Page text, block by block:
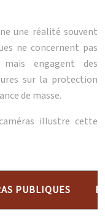
une réalité souvent
ne concernent pas
mais engagent des
sur la protection
de masse.
illustre cette
PUBLIQUES